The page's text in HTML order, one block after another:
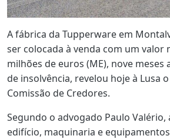
A fábrica da Tupperware em
ser colocada à venda com um valor
milhões de euros (ME), nove meses
de insolvência, revelou hoje à Lusa
Comissão de Credores.
Segundo o advogado Paulo Valério,
edifício, maquinaria e